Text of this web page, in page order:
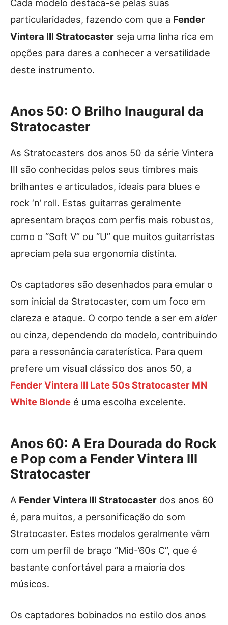
Cada modelo destaca-se pelas suas
particularidades, fazendo com que a Fender
Vintera III Stratocaster seja uma linha rica em
opções para dares a conhecer a versatilidade
deste instrumento.
Anos 50: O Brilho Inaugural da
Stratocaster
As Stratocasters dos anos 50 da série Vintera
III são conhecidas pelos seus timbres mais
brilhantes e articulados, ideais para blues e
rock ‘n’ roll. Estas guitarras geralmente
apresentam braços com perfis mais robustos,
como o “Soft V” ou “U” que muitos guitarristas
apreciam pela sua ergonomia distinta.
Os captadores são desenhados para emular o
som inicial da Stratocaster, com um foco em
clareza e ataque. O corpo tende a ser em alder
ou cinza, dependendo do modelo, contribuindo
para a ressonância caraterística. Para quem
prefere um visual clássico dos anos 50, a
Fender Vintera III Late 50s Stratocaster MN
White Blonde é uma escolha excelente.
Anos 60: A Era Dourada do Rock
e Pop com a Fender Vintera III
Stratocaster
A Fender Vintera III Stratocaster dos anos 60
é, para muitos, a personificação do som
Stratocaster. Estes modelos geralmente vêm
com um perfil de braço “Mid-’60s C”, que é
bastante confortável para a maioria dos
músicos.
Os captadores bobinados no estilo dos anos